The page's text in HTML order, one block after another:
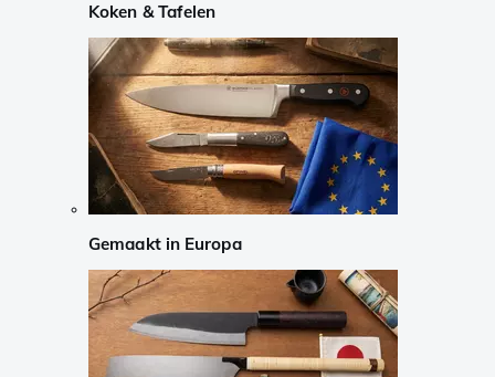
Koken & Tafelen
Gemaakt in Europa